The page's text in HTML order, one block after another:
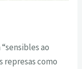
ao
represas como